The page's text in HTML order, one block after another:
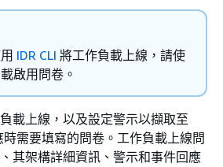
IDR CLI 將工作負載上線，請使
啟用問卷。
載上線，以及設定警示以擷取至
需要填寫的問卷。工作負載上線問
其架構詳細資訊、警示和事件回應